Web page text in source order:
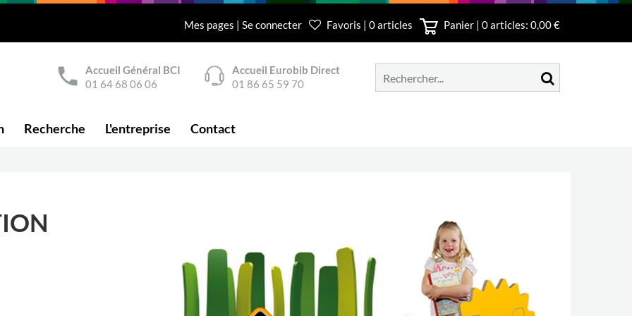
Mes pages | Se connecter Favoris | 0 articles Panier | 0articles: 0,00 €
Accueil Général BCI
01 64 68 06 06
Accueil Eurobib Direct
01 86 65 59 70
Recherche L'entreprise Contact